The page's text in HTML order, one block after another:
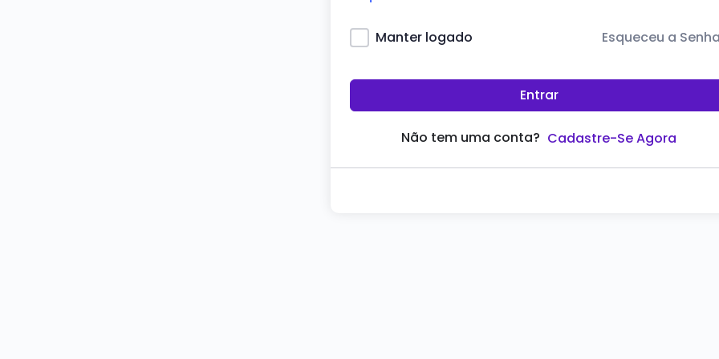
Manter logado Esqueceu a
Entrar
Não tem uma conta? Cadastre-Se Agora